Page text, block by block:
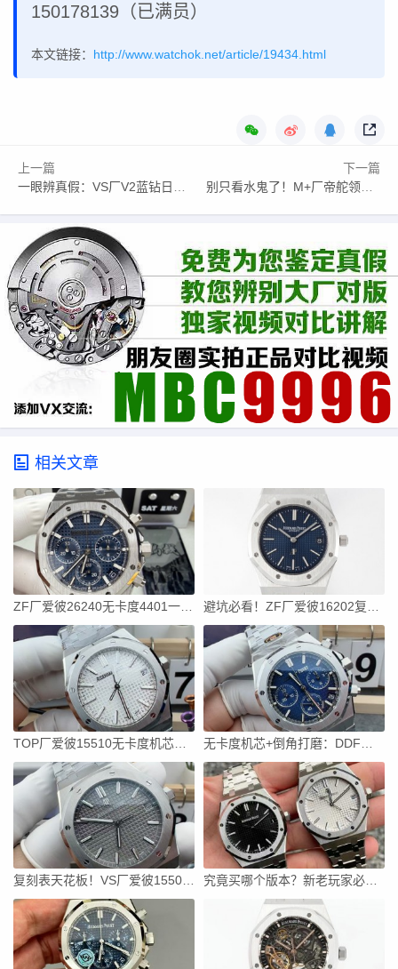
150178139（已满员）
本文链接： http://www.watchok.net/article/19434.html
上一篇
一眼辨真假：VS厂V2蓝钻日志圈口闪亮度和莫桑钻，细节党都愣住
下一篇
别只看水鬼了！M+厂帝舵领潜FXD红牛计时，颜值拉满
相关文章
ZF厂爱彼26240无卡度4401一体机芯深度测评 避坑必看！ZF厂爱彼16202复刻表做工细节全面拆解
TOP厂爱彼15510无卡度机芯深度评测：APS翻车后最强替代？ 无卡度机芯+倒角打磨：DDF厂爱彼26240做工解析，能替代APS吗？
复刻表天花板！VS厂爱彼15500灰盘做工细节大拆解 究竟买哪个版本？新老玩家必看：ZF厂爱彼15500三代机芯全盘点